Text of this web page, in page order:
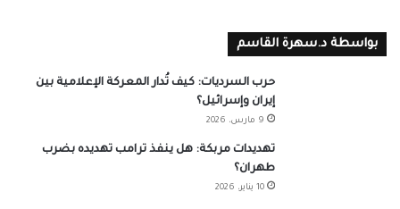
بواسطة د.سهرة القاسم
حرب السرديات: كيف تُدار المعركة الإعلامية بين
إيران وإسرائيل؟
9 مارس، 2026
تهديدات مربكة: هل ينفذ ترامب تهديده بضرب
طهران؟
10 يناير، 2026